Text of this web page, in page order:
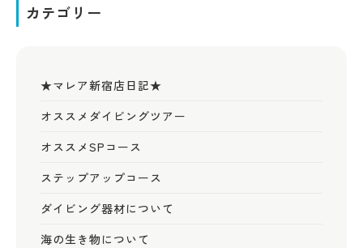
カテゴリー
★マレア新宿店日記★
オススメダイビングツアー
オススメSPコース
ステップアップコース
ダイビング器材について
海の生き物について